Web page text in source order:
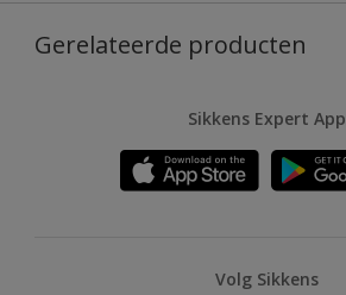
Gerelateerde producten
Sikkens Expert App
Volg Sikkens